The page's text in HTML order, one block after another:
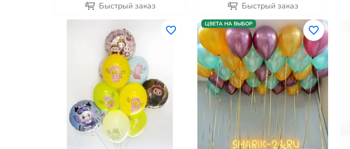
Быстрый заказ Быстрый заказ
ЦВЕТА НА ВЫБОР